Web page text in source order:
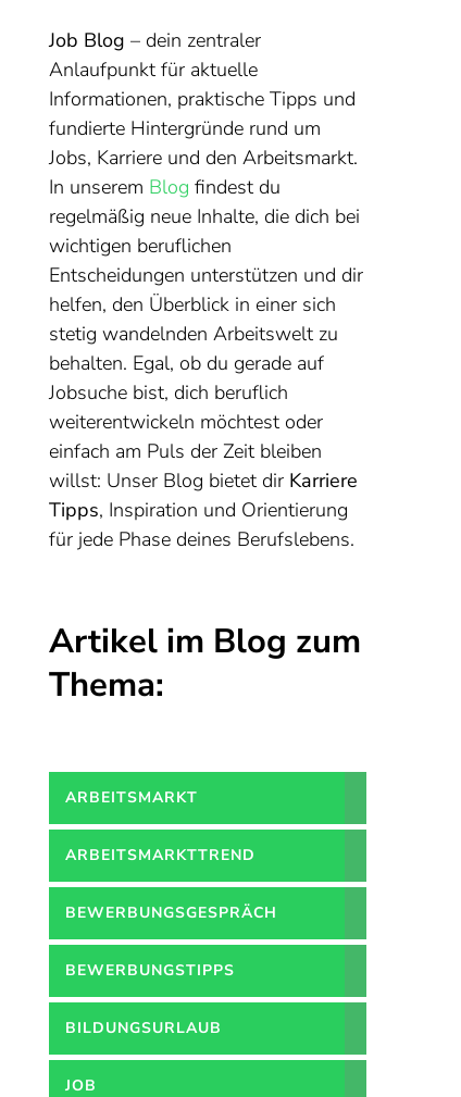
Job Blog – dein zentraler
Anlaufpunkt für aktuelle
Informationen, praktische Tipps und
fundierte Hintergründe rund um
Jobs, Karriere und den Arbeitsmarkt.
In unserem Blog findest du
regelmäßig neue Inhalte, die dich bei
wichtigen beruflichen
Entscheidungen unterstützen und dir
helfen, den Überblick in einer sich
stetig wandelnden Arbeitswelt zu
behalten. Egal, ob du gerade auf
Jobsuche bist, dich beruflich
weiterentwickeln möchtest oder
einfach am Puls der Zeit bleiben
willst: Unser Blog bietet dir Karriere
Tipps, Inspiration und Orientierung
für jede Phase deines Berufslebens.
Artikel im Blog zum
Thema:
ARBEITSMARKT
ARBEITSMARKTTREND
BEWERBUNGSGESPRÄCH
BEWERBUNGSTIPPS
BILDUNGSURLAUB
JOB